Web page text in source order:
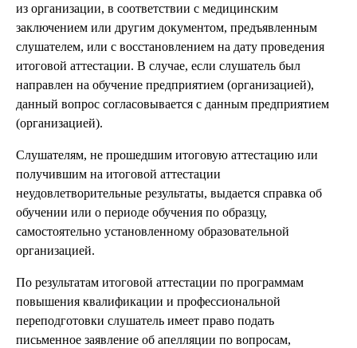
из организации, в соответствии с медицинским
заключением или другим документом, предъявленным
слушателем, или с восстановлением на дату проведения
итоговой аттестации. В случае, если слушатель был
направлен на обучение предприятием (организацией),
данный вопрос согласовывается с данным предприятием
(организацией).
Слушателям, не прошедшим итоговую аттестацию или
получившим на итоговой аттестации
неудовлетворительные результаты, выдается справка об
обучении или о периоде обучения по образцу,
самостоятельно установленному образовательной
организацией.
По результатам итоговой аттестации по программам
повышения квалификации и профессиональной
переподготовки слушатель имеет право подать
письменное заявление об апелляции по вопросам,